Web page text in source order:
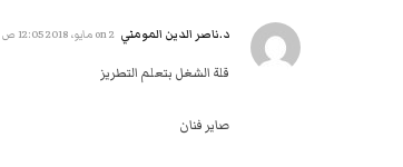
د.ناصر الدين المومني 2 مايو، 2018 12:05 ص
قلة الشغل بتعلم التطريز
صاير فنان